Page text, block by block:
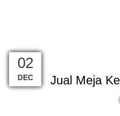
FURNITURE KANTOR
Jual Meja
10
JUN
25
JAN
02
DEC
02
DEC
02
DEC
02
DEC
02
DEC
02
DEC
02
DEC
02
DEC
02
DEC
02
DEC